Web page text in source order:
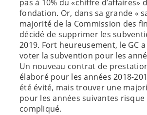
pas à 10% du «chiffre d’affaires»
fondation. Or, dans sa grande «
majorité de la Commission des
décidé de supprimer les
2019. Fort heureusement, le GC
voter la subvention pour les
Un nouveau contrat de
élaboré pour les années 2018-
été évité, mais trouver une
pour les années suivantes risque
compliqué.